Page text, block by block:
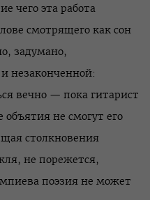
чего эта работа
смотрящего как сон
задумано,
незаконченной:
вечно — пока гитарист
объятия не смогут его
столкновения
не порежется,
поэзия не может